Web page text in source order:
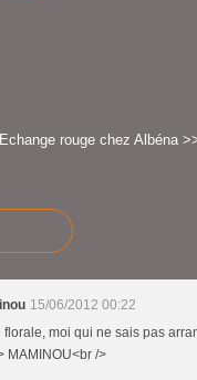
Echange rouge chez Albéna
15/06/2012 00:22
moi qui ne sais pas
MAMINOU<br />